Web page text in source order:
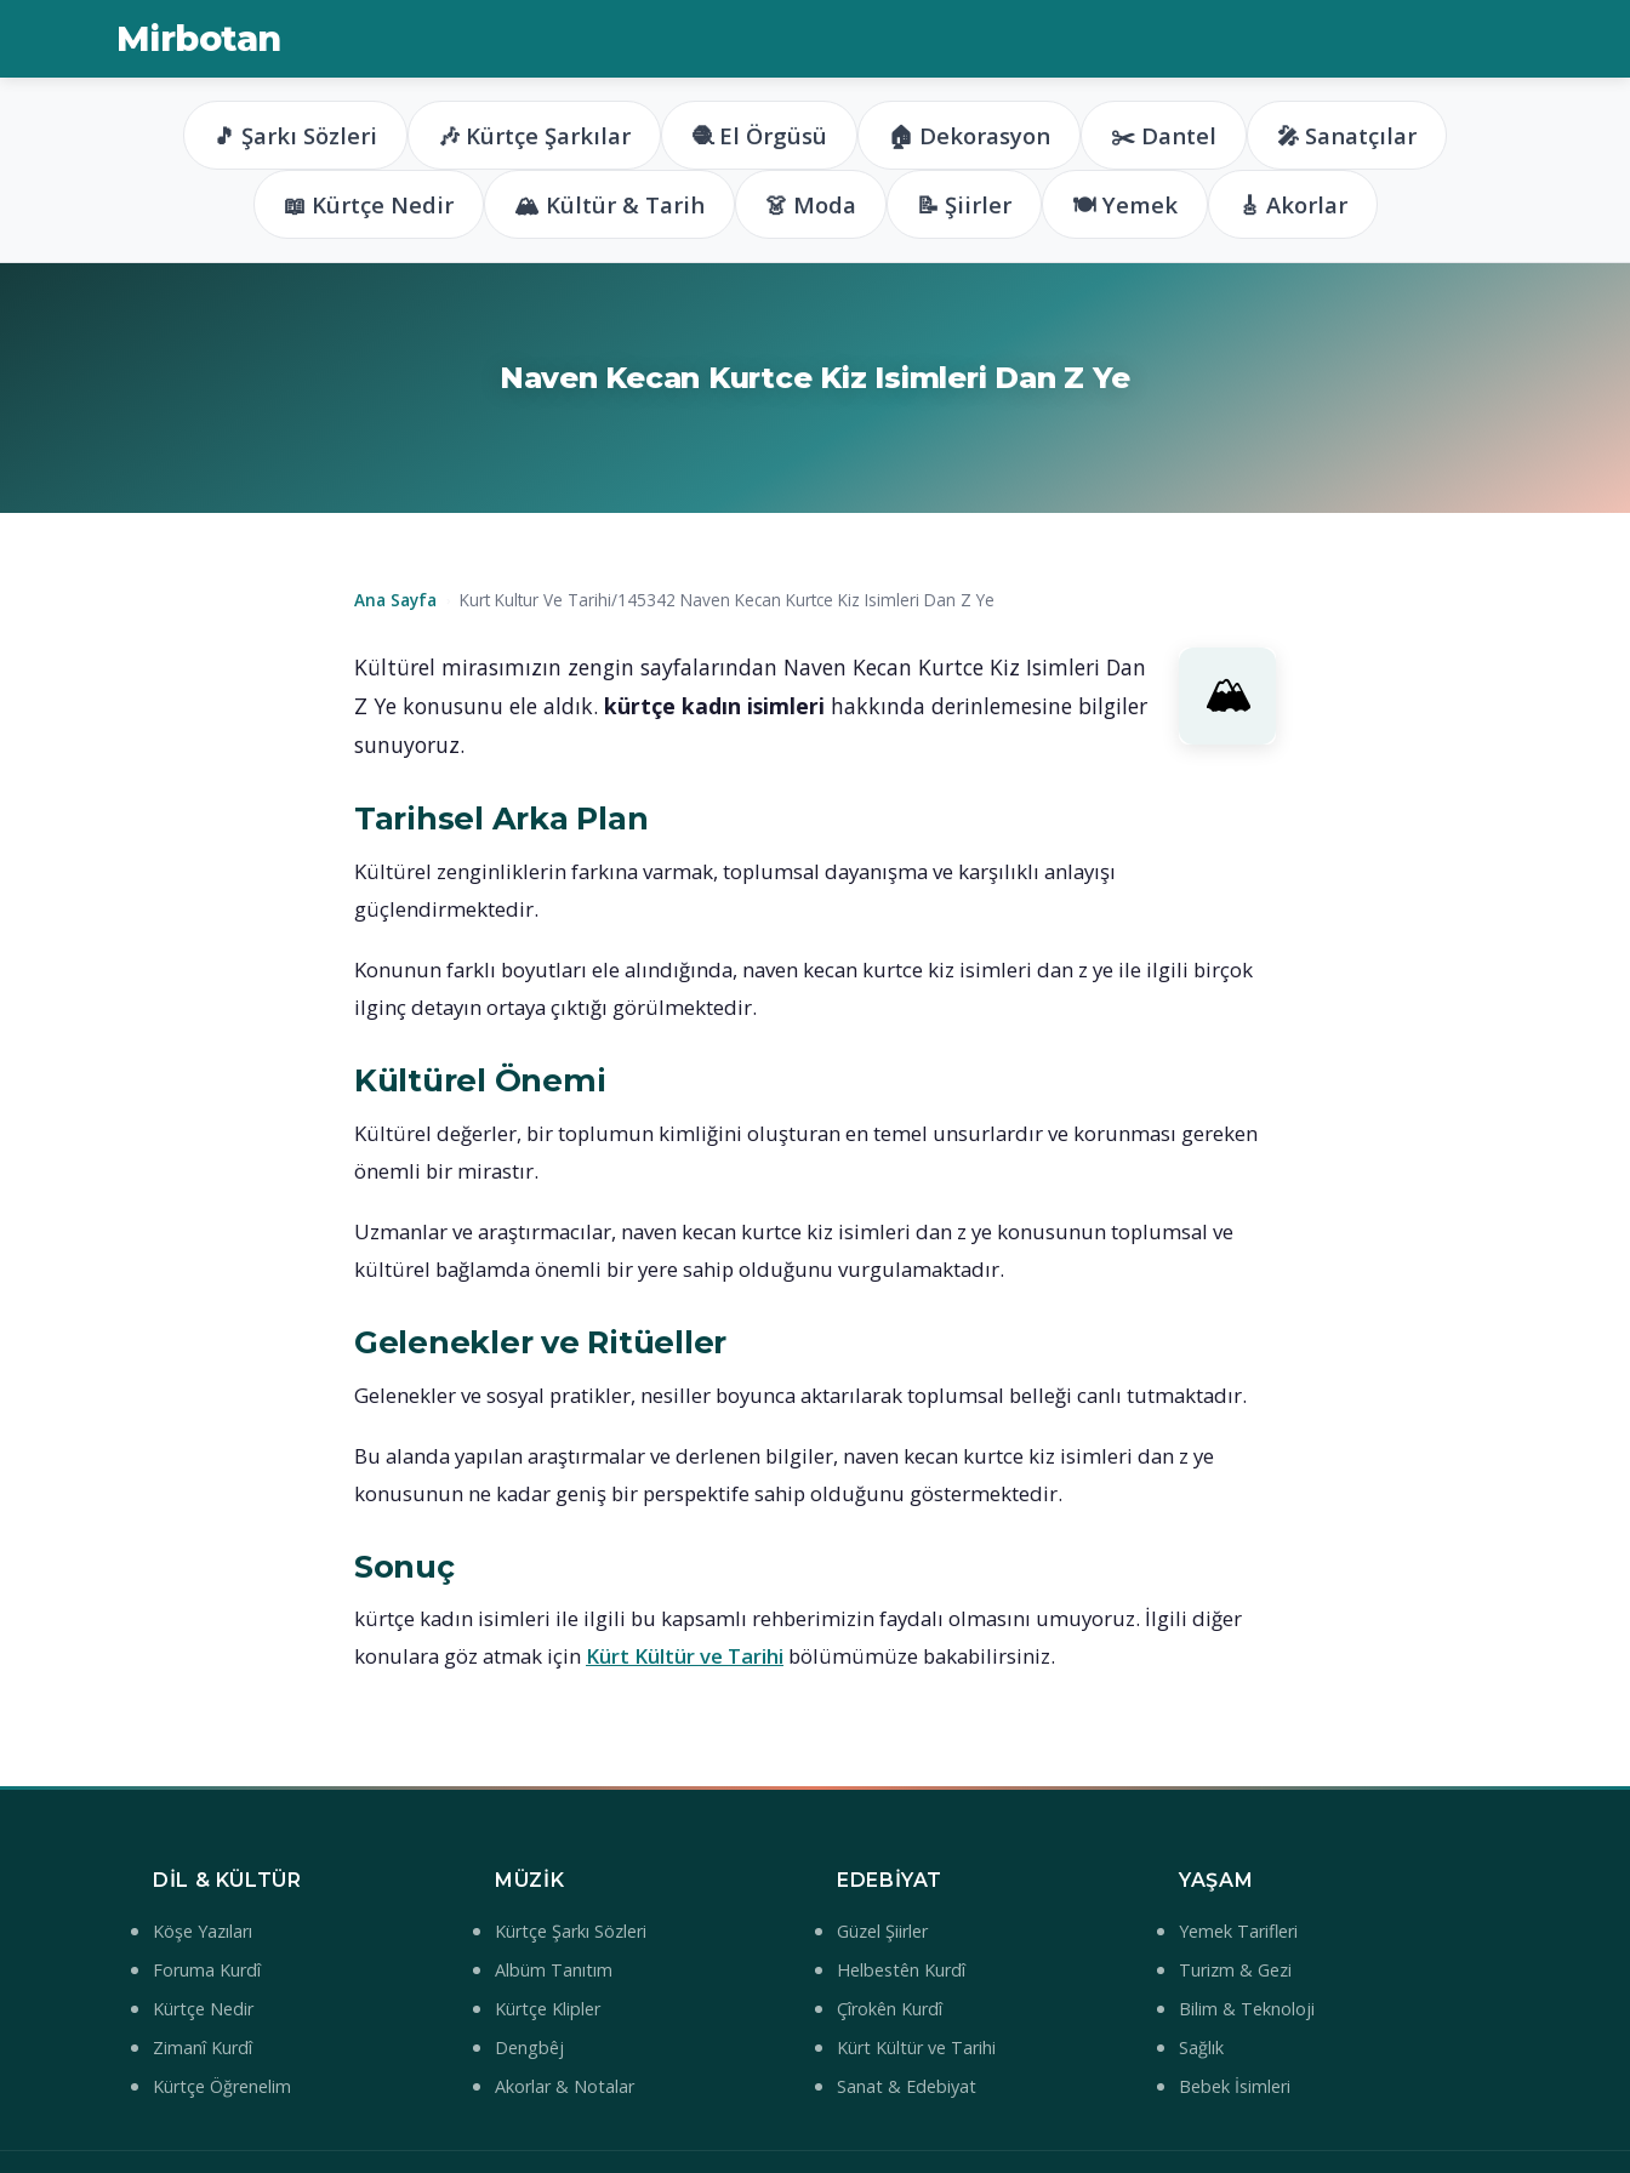
Mirbotan
🎵 Şarkı Sözleri 🎶 Kürtçe Şarkılar 🧶 El Örgüsü 🏠 Dekorasyon ✂️ Dantel 🎤 Sanatçılar
📖 Kürtçe Nedir 🏔️ Kültür & Tarih 👗 Moda 📝 Şiirler 🍽️ Yemek 🎸 Akorlar
Naven Kecan Kurtce Kiz Isimleri Dan Z Ye
Ana Sayfa Kurt Kultur Ve Tarihi/145342 Naven Kecan Kurtce Kiz Isimleri Dan Z Ye
Kültürel mirasımızın zengin sayfalarından Naven Kecan Kurtce Kiz Isimleri Dan
Z Ye konusunu ele aldık. kürtçe kadın isimleri hakkında derinlemesine bilgiler
sunuyoruz.
Tarihsel Arka Plan
Kültürel zenginliklerin farkına varmak, toplumsal dayanışma ve karşılıklı anlayışı
güçlendirmektedir.
Konunun farklı boyutları ele alındığında, naven kecan kurtce kiz isimleri dan z ye ile ilgili birçok
ilginç detayın ortaya çıktığı görülmektedir.
Kültürel Önemi
Kültürel değerler, bir toplumun kimliğini oluşturan en temel unsurlardır ve korunması gereken
önemli bir mirastır.
Uzmanlar ve araştırmacılar, naven kecan kurtce kiz isimleri dan z ye konusunun toplumsal ve
kültürel bağlamda önemli bir yere sahip olduğunu vurgulamaktadır.
Gelenekler ve Ritüeller
Gelenekler ve sosyal pratikler, nesiller boyunca aktarılarak toplumsal belleği canlı tutmaktadır.
Bu alanda yapılan araştırmalar ve derlenen bilgiler, naven kecan kurtce kiz isimleri dan z ye
konusunun ne kadar geniş bir perspektife sahip olduğunu göstermektedir.
Sonuç
kürtçe kadın isimleri ile ilgili bu kapsamlı rehberimizin faydalı olmasını umuyoruz. İlgili diğer
konulara göz atmak için Kürt Kültür ve Tarihi bölümümüze bakabilirsiniz.
DIL & KÜLTÜR
Köşe Yazıları
Foruma Kurdî
Kürtçe Nedir
Zimanî Kurdî
Kürtçe Öğrenelim
MÜZIK
Kürtçe Şarkı Sözleri
Albüm Tanıtım
Kürtçe Klipler
Dengbêj
Akorlar & Notalar
EDEBIYAT
Güzel Şiirler
Helbestên Kurdî
Çîrokên Kurdî
Kürt Kültür ve Tarihi
Sanat & Edebiyat
YAŞAM
Yemek Tarifleri
Turizm & Gezi
Bilim & Teknoloji
Sağlık
Bebek İsimleri